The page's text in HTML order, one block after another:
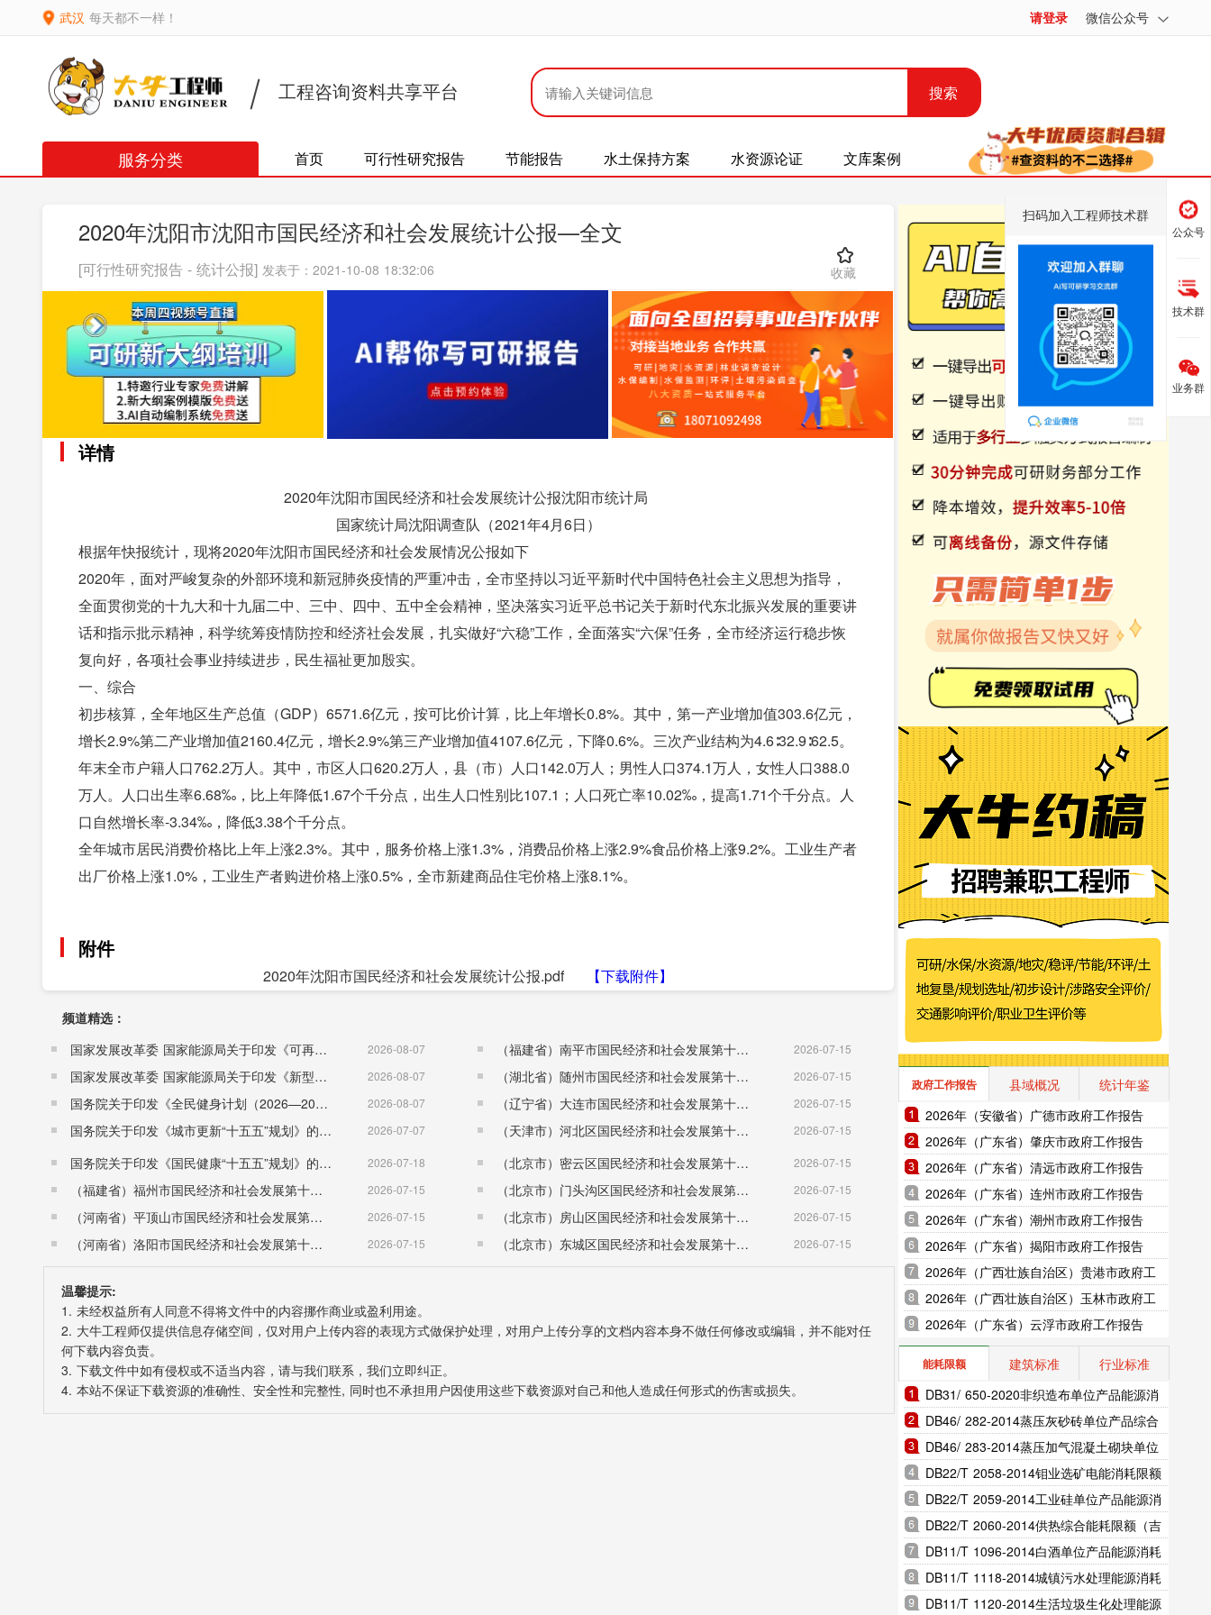
武汉 每天都不一样！ 请登录 微信公众号
工程咨询资料共享平台 搜索
服务分类 首页 可行性研究报告 节能报告 水土保持方案 水资源论证 文库案例
2020年沈阳市沈阳市国民经济和社会发展统计公报—全文
[可行性研究报告 - 统计公报] 发表于：2021-10-08 18:32:06 收藏
详情
2020年沈阳市国民经济和社会发展统计公报沈阳市统计局
国家统计局沈阳调查队（2021年4月6日）
根据年快报统计，现将2020年沈阳市国民经济和社会发展情况公报如下
2020年，面对严峻复杂的外部环境和新冠肺炎疫情的严重冲击，全市坚持以习近平新时代中国特色社会主义思想为指导，
全面贯彻党的十九大和十九届二中、三中、四中、五中全会精神，坚决落实习近平总书记关于新时代东北振兴发展的重要讲
话和指示批示精神，科学统筹疫情防控和经济社会发展，扎实做好“六稳”工作，全面落实“六保”任务，全市经济运行稳步恢
复向好，各项社会事业持续进步，民生福祉更加殷实。
一、综合
初步核算，全年地区生产总值（GDP）6571.6亿元，按可比价计算，比上年增长0.8%。其中，第一产业增加值303.6亿元，
增长2.9%第二产业增加值2160.4亿元，增长2.9%第三产业增加值4107.6亿元，下降0.6%。三次产业结构为4.6∶32.9∶62.5。
年末全市户籍人口762.2万人。其中，市区人口620.2万人，县（市）人口142.0万人；男性人口374.1万人，女性人口388.0
万人。人口出生率6.68‰，比上年降低1.67个千分点，出生人口性别比107.1；人口死亡率10.02‰，提高1.71个千分点。人
口自然增长率-3.34‰，降低3.38个千分点。
全年城市居民消费价格比上年上涨2.3%。其中，服务价格上涨1.3%，消费品价格上涨2.9%食品价格上涨9.2%。工业生产者
出厂价格上涨1.0%，工业生产者购进价格上涨0.5%，全市新建商品住宅价格上涨8.1%。
附件
2020年沈阳市国民经济和社会发展统计公报.pdf 【下载附件】
频道精选：
国家发展改革委 国家能源局关于印发《可再生能源发展“十五五”规划》的通知 （发改能源〔2026〕1067号）
2026-08-07
国家发展改革委 国家能源局关于印发《新型电力系统建设“十五五”规划》的通知​ （发改能源〔2026〕942号） 2026-08-07
国务院关于印发《全民健身计划（2026—2030年）》的通知 （国发〔2026〕26号） 2026-08-07
国务院关于印发《城市更新“十五五”规划》的通知（国发〔2026〕12号） 2026-07-07
国务院关于印发《国民健康“十五五”规划》的通知 （国发〔2026〕23号） 2026-07-18
（福建省）福州市国民经济和社会发展第十五个五年规划纲要 2026-07-15
（河南省）平顶山市国民经济和社会发展第十五个五年规划纲要 2026-07-15
（河南省）洛阳市国民经济和社会发展第十五个五年规划纲要 2026-07-15
（福建省）南平市国民经济和社会发展第十五个五年规划纲要 2026-07-15
（湖北省）随州市国民经济和社会发展第十五个五年规划纲要 2026-07-15
（辽宁省）大连市国民经济和社会发展第十五个五年规划纲要 2026-07-15
（天津市）河北区国民经济和社会发展第十五个五年规划纲要 2026-07-15
（北京市）密云区国民经济和社会发展第十五个五年规划纲要 2026-07-15
（北京市）门头沟区国民经济和社会发展第十五个五年规划纲要 2026-07-15
（北京市）房山区国民经济和社会发展第十五个五年规划纲要 2026-07-15
（北京市）东城区国民经济和社会发展第十五个五年规划纲要 2026-07-15
温馨提示:
1. 未经权益所有人同意不得将文件中的内容挪作商业或盈利用途。
2. 大牛工程师仅提供信息存储空间，仅对用户上传内容的表现方式做保护处理，对用户上传分享的文档内容本身不做任何修改或编辑，并不能对任
何下载内容负责。
3. 下载文件中如有侵权或不适当内容，请与我们联系，我们立即纠正。
4. 本站不保证下载资源的准确性、安全性和完整性, 同时也不承担用户因使用这些下载资源对自己和他人造成任何形式的伤害或损失。
政府工作报告 县域概况
统计年鉴
2026年（安徽省）广德市政府工作报告
2026年（广东省）肇庆市政府工作报告
2026年（广东省）清远市政府工作报告
2026年（广东省）连州市政府工作报告
2026年（广东省）潮州市政府工作报告
2026年（广东省）揭阳市政府工作报告
2026年（广西壮族自治区）贵港市政府工
作报告
2026年（广西壮族自治区）玉林市政府工
作报告
2026年（广东省）云浮市政府工作报告
能耗限额 建筑标准
行业标准
DB31/ 650-2020非织造布单位产品能源消
耗限额（上海市地方标准）
DB46/ 282-2014蒸压灰砂砖单位产品综合
能耗和电耗限额（海南省地方标准）
DB46/ 283-2014蒸压加气混凝土砌块单位
产品综合能耗和电耗限额（海南省地方标
准）
DB22/T 2058-2014钼业选矿电能消耗限额
（吉林省地方标准）
DB22/T 2059-2014工业硅单位产品能源消
耗限额（吉林省地方标准）
DB22/T 2060-2014供热综合能耗限额（吉
林省地方标准）
DB11/T 1096-2014白酒单位产品能源消耗
限额（北京市地方标准）
DB11/T 1118-2014城镇污水处理能源消耗
限额（北京市地方标准）
DB11/T 1120-2014生活垃圾生化处理能源
公众号
技术群
扫码加入工程师技术群
业务群